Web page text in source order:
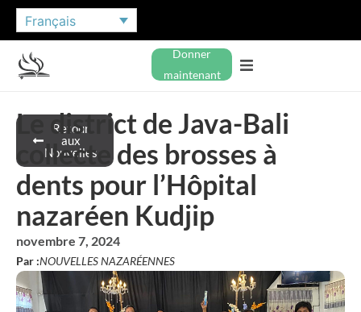
Français
Donner
maintenant
Retour
aux
Nouvelles
Le district de Java-Bali
collecte des brosses à
dents pour l’Hôpital
nazaréen Kudjip
novembre 7, 2024
Par :NOUVELLES NAZARÉENNES